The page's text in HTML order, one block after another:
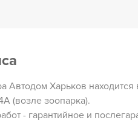
Автодом Харьков
(возле зоопарка).
- гарантийное и